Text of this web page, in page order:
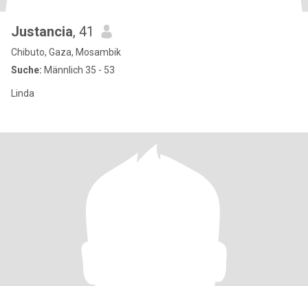
Justancia, 41
Chibuto, Gaza, Mosambik
Suche: Männlich 35 - 53
Linda